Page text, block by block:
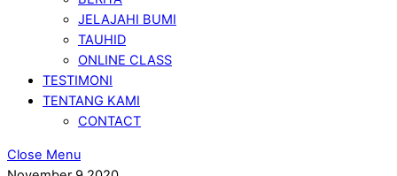
JELAJAHI BUMI
TAUHID
ONLINE CLASS
TESTIMONI
TENTANG KAMI
CONTACT
Close Menu